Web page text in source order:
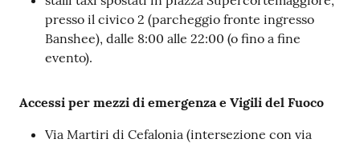
presso il civico 2 (parcheggio fronte ingresso
Banshee), dalle 8:00 alle 22:00 (o fino a fine
evento).
Accessi per mezzi di emergenza e Vigili del Fuoco
Via Martiri di Cefalonia (intersezione con via